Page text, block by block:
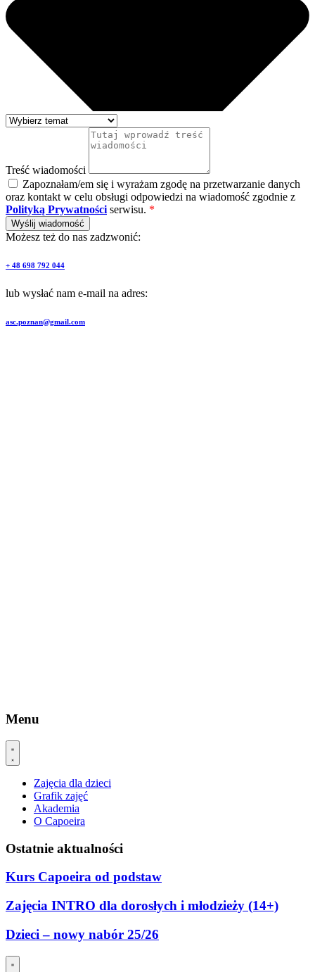
Treść wiadomości
Zapoznałam/em się i wyrażam zgodę na przetwarzanie danych
oraz kontakt w celu obsługi odpowiedzi na wiadomość zgodnie z
Polityką Prywatności serwisu. *
Wyślij wiadomość
Możesz też do nas zadzwonić:
+ 48 698 792 044
lub wysłać nam e-mail na adres:
asc.poznan@gmail.com
Menu
Zajęcia dla dzieci
Grafik zajęć
Akademia
O Capoeira
Ostatnie aktualności
Kurs Capoeira od podstaw
Zajęcia INTRO dla dorosłych i młodzieży (14+)
Dzieci – nowy nabór 25/26